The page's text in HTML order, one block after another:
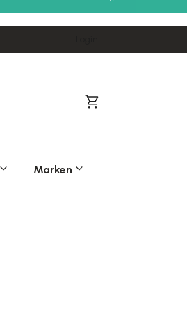
Warenkorb
Marken